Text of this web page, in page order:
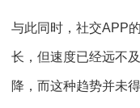
与此同时，社交APP
长，但速度已经远不
降，而这种趋势并未